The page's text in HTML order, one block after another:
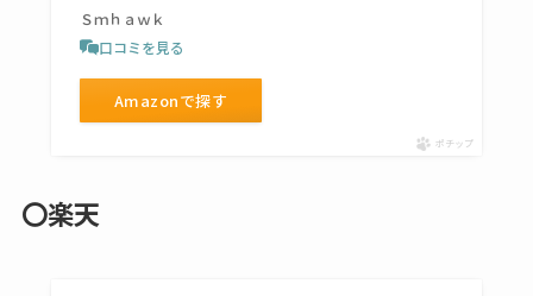
理由はなぜ？売って
Ｓｍｈａｗｋ
口コミを見る
Amazonで探す
ポチップ
〇楽天